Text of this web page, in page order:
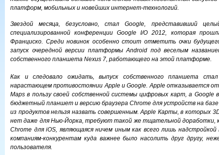
платформ, мобильных и новейших интернет-технологий.
Звездой месяца, безусловно, стал Google, представивший
специализированной конференции Google I/O 2012, которая
Франциско. Среди новинок особенно стоит отметить очки
запуск очередной версии платформы Android под веселым
собственного планшета Nexus 7, работающего на этой платформе.
Как и следовало ожидать, выпуск собственного планшета
нарастающем противостоянии Apple и Google. Apple отказывается от
Maps в пользу своей собственной системы цифровых карт, а Google
бюджетный планшет и версию браузера Chrome для устройств на
из продуктов нельзя назвать совершенным. Apple Карты, в которых
нет даже для Нью-Йорка, требуют такой же тщательной доработки,
Chrome для iOS, являющаяся ничем иным как всего лишь
компаниям-конкурентам куда важнее было насолить друг другу,
пользователя.